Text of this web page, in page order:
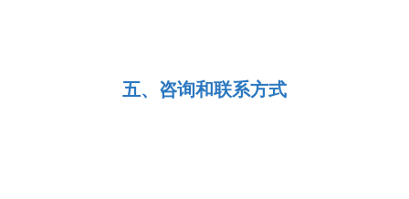
五、咨询和联系方式